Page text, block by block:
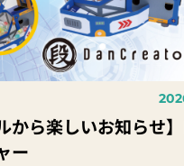
から楽しいお知らせ
ー